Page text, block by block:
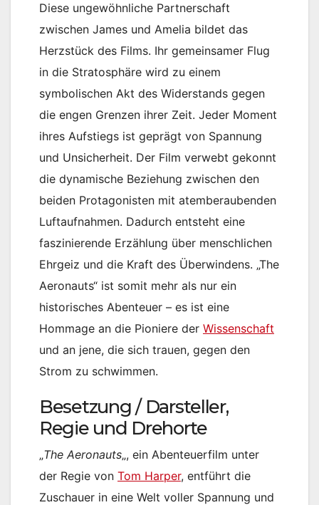
Diese ungewöhnliche Partnerschaft
zwischen James und Amelia bildet das
Herzstück des Films. Ihr gemeinsamer Flug
in die Stratosphäre wird zu einem
symbolischen Akt des Widerstands gegen
die engen Grenzen ihrer Zeit. Jeder Moment
ihres Aufstiegs ist geprägt von Spannung
und Unsicherheit. Der Film verwebt gekonnt
die dynamische Beziehung zwischen den
beiden Protagonisten mit atemberaubenden
Luftaufnahmen. Dadurch entsteht eine
faszinierende Erzählung über menschlichen
Ehrgeiz und die Kraft des Überwindens. „The
Aeronauts“ ist somit mehr als nur ein
historisches Abenteuer – es ist eine
Hommage an die Pioniere der Wissenschaft
und an jene, die sich trauen, gegen den
Strom zu schwimmen.
Besetzung / Darsteller,
Regie und Drehorte
„The Aeronauts„, ein Abenteuerfilm unter
der Regie von Tom Harper, entführt die
Zuschauer in eine Welt voller Spannung und